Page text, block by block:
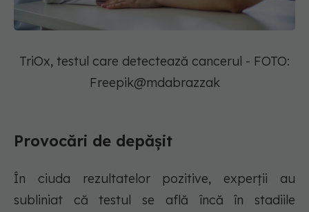
TriOx, testul care detectează cancerul - FOTO:
Freepik@mdabrazzak
Provocări de depășit
În ciuda rezultatelor pozitive, experții au
subliniat că testul se află încă în stadiile